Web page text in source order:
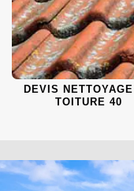
DEVIS
TOITURE 40